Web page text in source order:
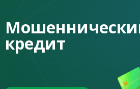
Топ недели
Как Казахстан
финансовых
кредит